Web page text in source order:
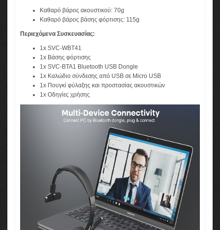
Καθαρό βάρος ακουστικού: 70g
Καθαρό βάρος βάσης φόρτισης: 115g
Περιεχόμενα Συσκευασίας:
1x SVC-WBT41
1x Βάσης φόρτισης
1x SVC-BTA1 Bluetooth USB Dongle
1x Καλώδιο σύνδεσης από USB σε Micro USB
1x Πουγκί φύλαξης και προστασίας ακουστικών
1x Οδηγίες χρήσης